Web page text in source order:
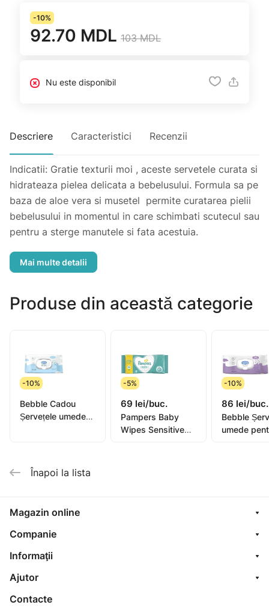
-10%
92.70 MDL 103 MDL
Nu este disponibil
Descriere Caracteristici Recenzii
Indicatii: Gratie texturii moi , aceste servetele curata si
hidrateaza pielea delicata a bebelusului. Formula sa pe
baza de aloe vera si musetel permite curatarea pielii
bebelusului in momentul in care schimbati scutecul sau
pentru a sterge manutele si fata acestuia.
galbenele
pachet, avand grija ca apoi sa inchideti bine pachetul.
dupa utilizarea lor, nu necesita spalarea sanului, inainte
Produse din această categorie
-10%
Bebble Cadou
Șervețele umede
-5%
69 lei/buc.
Pampers Baby
Wipes Sensitive
-10%
86 lei/buc.
Bebble
umede
Înapoi la lista
Magazin online
Companie
Informaţii
Ajutor
Contacte